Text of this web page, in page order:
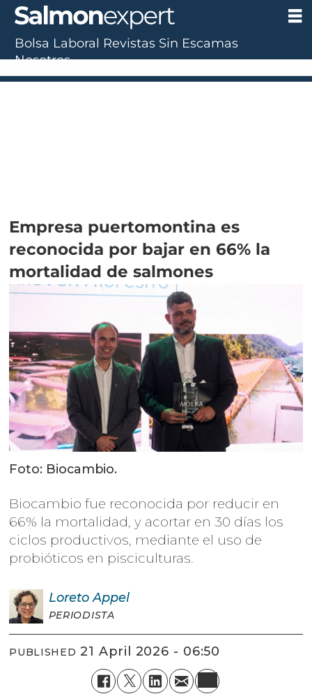
Empresa puertomontina es
reconocida por bajar en 66% la
mortalidad de salmones
Foto: Biocambio.
Biocambio fue reconocida por reducir en
66% la mortalidad, y acortar en 30 días los
ciclos productivos, mediante el uso de
probióticos en pisciculturas.
Loreto Appel
PERIODISTA
PUBLISHED 21 April 2026 - 06:50
Bolsa Laboral Revistas Sin Escamas
Nosotros